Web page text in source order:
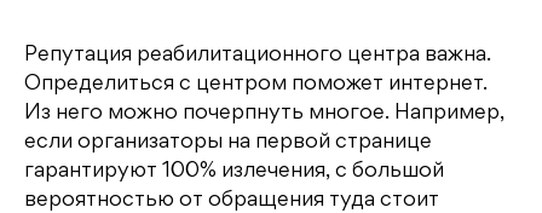
Репутация реабилитационного центра важна.
Определиться с центром поможет интернет.
Из него можно почерпнуть многое. Например,
если организаторы на первой странице
гарантируют 100% излечения, с большой
вероятностью от обращения туда стоит